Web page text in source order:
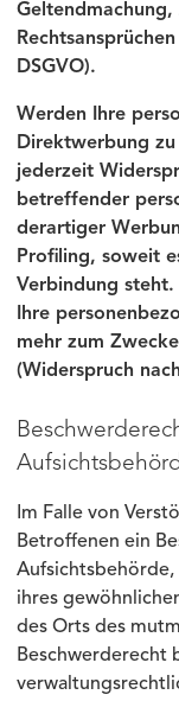
DSGVO).
Werden Ihre
Direktwerbung zu
jederzeit
betreffender
derartiger
Profiling, soweit
Verbindung steht.
Ihre
mehr zum
(Widerspruch
Im Falle von
Betroffenen ein
ihres
des Orts des
Beschwerderecht